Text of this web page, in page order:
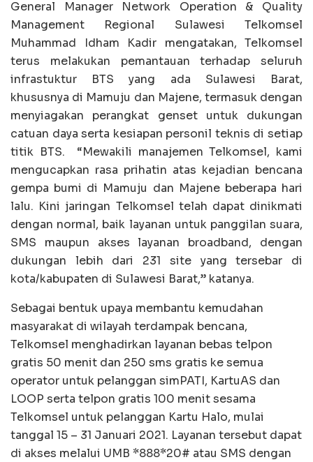
General Manager Network Operation & Quality
Management Regional Sulawesi Telkomsel
Muhammad Idham Kadir mengatakan, Telkomsel
terus melakukan pemantauan terhadap seluruh
infrastuktur BTS yang ada Sulawesi Barat,
khususnya di Mamuju dan Majene, termasuk dengan
menyiagakan perangkat genset untuk dukungan
catuan daya serta kesiapan personil teknis di setiap
titik BTS. “Mewakili manajemen Telkomsel, kami
mengucapkan rasa prihatin atas kejadian bencana
gempa bumi di Mamuju dan Majene beberapa hari
lalu. Kini jaringan Telkomsel telah dapat dinikmati
dengan normal, baik layanan untuk panggilan suara,
SMS maupun akses layanan broadband, dengan
dukungan lebih dari 231 site yang tersebar di
kota/kabupaten di Sulawesi Barat,” katanya.
Sebagai bentuk upaya membantu kemudahan
masyarakat di wilayah terdampak bencana,
Telkomsel menghadirkan layanan bebas telpon
gratis 50 menit dan 250 sms gratis ke semua
operator untuk pelanggan simPATI, KartuAS dan
LOOP serta telpon gratis 100 menit sesama
Telkomsel untuk pelanggan Kartu Halo, mulai
tanggal 15 – 31 Januari 2021. Layanan tersebut dapat
di akses melalui UMB *888*20# atau SMS dengan